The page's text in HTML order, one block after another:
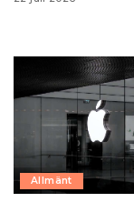
Allmänt